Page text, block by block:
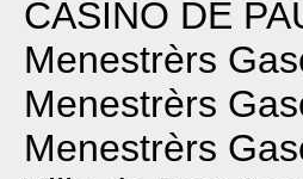
CASINO DE
Menestrèrs
Menestrèrs
Menestrèrs